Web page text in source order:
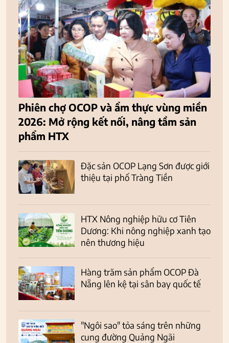
Phiên chợ OCOP và ẩm thực vùng miền
2026: Mở rộng kết nối, nâng tầm sản
phẩm HTX
Đặc sản OCOP Lạng Sơn được giới
thiệu tại phố Tràng Tiền
HTX Nông nghiệp hữu cơ Tiên
Dương: Khi nông nghiệp xanh tạo
nên thương hiệu
Hàng trăm sản phẩm OCOP Đà
Nẵng lên kệ tại sân bay quốc tế
"Ngôi sao" tỏa sáng trên những
cung đường Quảng Ngãi